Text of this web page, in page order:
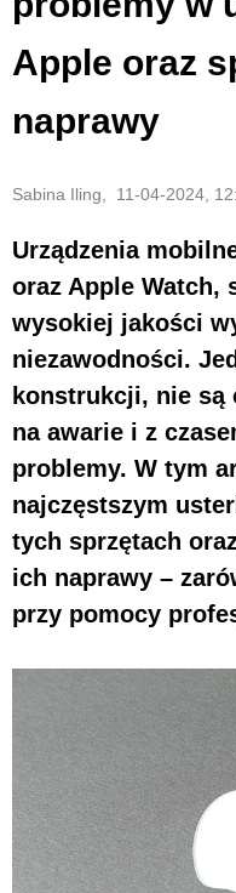
Apple oraz
naprawy
Sabina Iling, 11-04-2024,
Urządzenia
oraz Apple Watch,
wysokiej jakości
niezawodności.
konstrukcji, nie są
na awarie i z
problemy. W tym
najczęstszym
tych sprzętach
ich naprawy –
przy pomocy